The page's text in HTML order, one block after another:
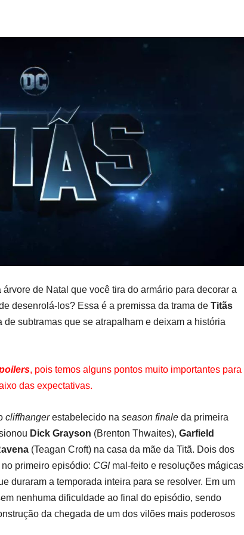
de Natal que você tira do armário para decorar a
desenrolá-los? Essa é a premissa da trama de Titãs
subtramas que se atrapalham e deixam a história
, pois temos alguns pontos muito importantes para
das expectativas.
cliffhangerestabelecido na season finale da primeira
Dick Grayson (Brenton Thwaites), Garfield
(Teagan Croft) na casa da mãe da Titã. Dois dos
primeiro episódio: CGImal-feito e resoluções mágicas
duraram a temporada inteira para se resolver. Em um
nenhuma dificuldade ao final do episódio, sendo
da chegada de um dos vilões mais poderosos